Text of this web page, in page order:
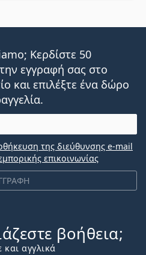
Κερδίστε 50
εγγραφή σας στο
και επιλέξτε ένα δώρο
της διεύθυνσης e-mail
επικοινωνίας
βοήθεια;
και αγγλικά